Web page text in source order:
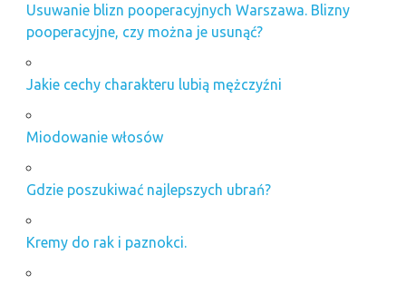
Usuwanie blizn pooperacyjnych Warszawa. Blizny
pooperacyjne, czy można je usunąć?
Jakie cechy charakteru lubią mężczyźni
Miodowanie włosów
Gdzie poszukiwać najlepszych ubrań?
Kremy do rak i paznokci.